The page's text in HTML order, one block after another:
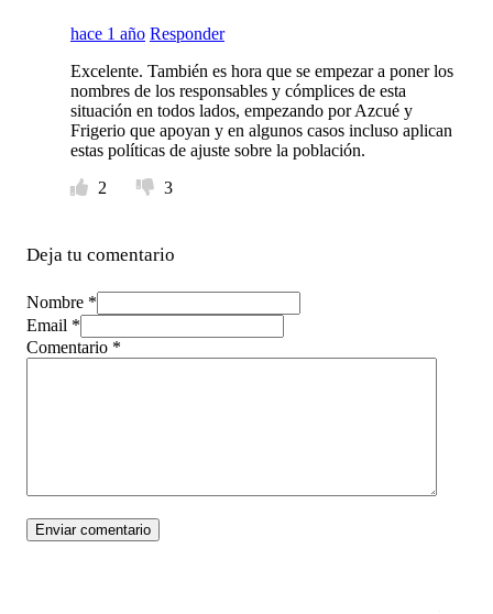
hace 1 año Responder
Excelente. También es hora que se empezar a poner los
nombres de los responsables y cómplices de esta
situación en todos lados, empezando por Azcué y
Frigerio que apoyan y en algunos casos incluso aplican
estas políticas de ajuste sobre la población.
2
3
Deja tu comentario
Nombre *
Email *
Comentario *